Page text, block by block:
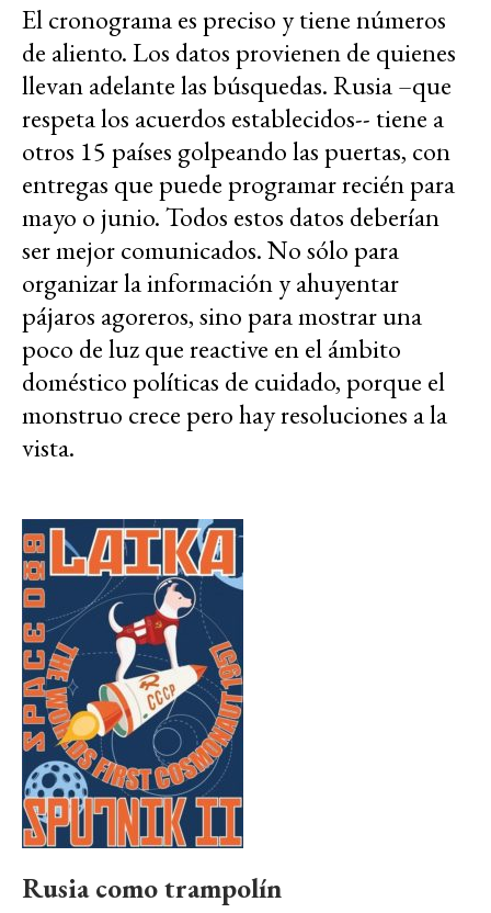
El cronograma es preciso y tiene números
de aliento. Los datos provienen de quienes
llevan adelante las búsquedas. Rusia –que
respeta los acuerdos establecidos-- tiene a
otros 15 países golpeando las puertas, con
entregas que puede programar recién para
mayo o junio. Todos estos datos deberían
ser mejor comunicados. No sólo para
organizar la información y ahuyentar
pájaros agoreros, sino para mostrar una
poco de luz que reactive en el ámbito
doméstico políticas de cuidado, porque el
monstruo crece pero hay resoluciones a la
vista.
Rusia como trampolín